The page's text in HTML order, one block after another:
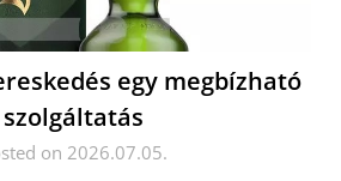
egy megbízható
szolgáltatás
on 2026.07.05.